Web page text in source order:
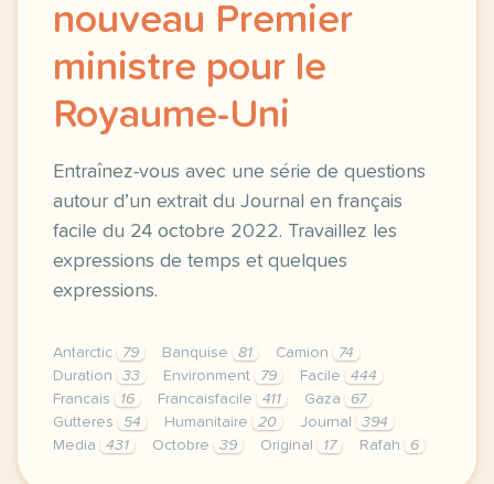
nouveau Premier
ministre pour le
Royaume-Uni
Entraînez-vous avec une série de questions
autour d’un extrait du Journal en français
facile du 24 octobre 2022. Travaillez les
expressions de temps et quelques
expressions.
Antarctic 79 Banquise 81 Camion
74
Duration
33 Environment 79 Facile
444
Francais
16 Francaisfacile 411 Gaza
67
Gutteres
54 Humanitaire 20 Journal
394
Media
431 Octobre 39 Original 17 Rafah 6
exercice b2 rishi sunak un nouveau premier